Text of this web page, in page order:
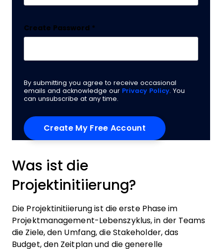
Create Password *
By submitting you agree to receive occasional
emails and acknowledge our Privacy Policy. You
can unsubscribe at any time.
Was ist die
Projektinitiierung?
Die Projektinitiierung ist die erste Phase im
Projektmanagement-Lebenszyklus, in der Teams
die Ziele, den Umfang, die Stakeholder, das
Budget, den Zeitplan und die generelle